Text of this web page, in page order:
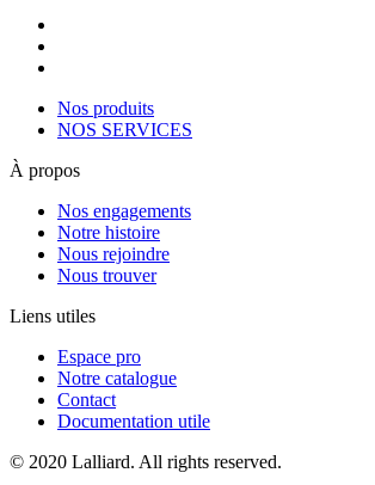
Nos produits
NOS SERVICES
À propos
Nos engagements
Notre histoire
Nous rejoindre
Nous trouver
Liens utiles
Espace pro
Notre catalogue
Contact
Documentation utile
© 2020 Lalliard. All rights reserved.